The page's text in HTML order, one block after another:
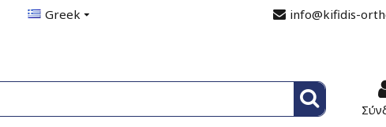
Greek info@kifidis-